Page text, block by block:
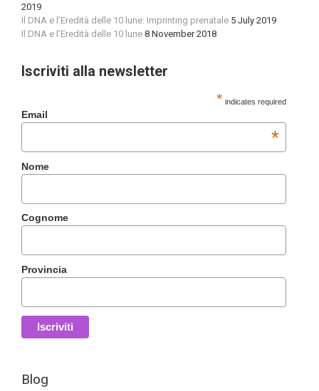
2019
Il DNA e l’Eredità delle 10 lune: Imprinting prenatale 5 July 2019
Il DNA e l’Eredità delle 10 lune 8 November 2018
Iscriviti alla newsletter
* indicates required
Email
*
Nome
Cognome
Provincia
Blog